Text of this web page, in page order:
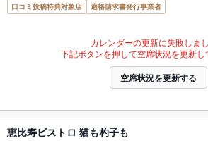
口コミ投稿特典対象店 適格請求書発行事業者
カレンダーの更新に失敗しまし
下記ボタンを押して空席状況を更新し
空席状況を更新する
恵比寿ビストロ 猫も杓子も